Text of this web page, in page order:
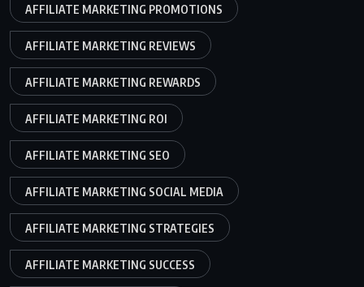
AFFILIATE MARKETING PROMOTIONS
AFFILIATE MARKETING REVIEWS
AFFILIATE MARKETING REWARDS
AFFILIATE MARKETING ROI
AFFILIATE MARKETING SEO
AFFILIATE MARKETING SOCIAL MEDIA
AFFILIATE MARKETING STRATEGIES
AFFILIATE MARKETING SUCCESS